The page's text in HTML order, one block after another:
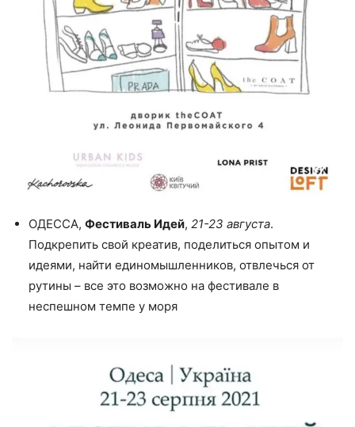
ОДЕССА, Фестиваль Идей, 21-23 августа.
Подкрепить свой креатив, поделиться опытом и
идеями, найти единомышленников, отвлечься от
рутины – все это возможно на фестивале в
неспешном темпе у моря